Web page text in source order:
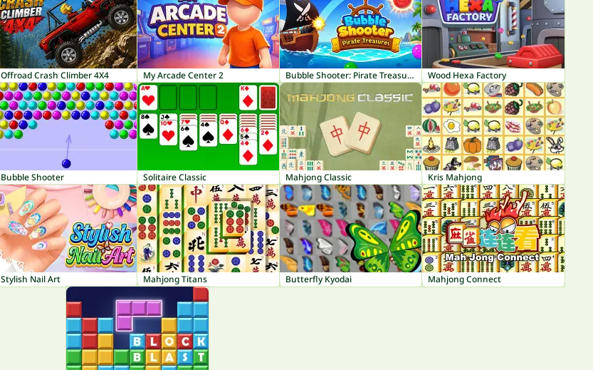
Offroad Crash Climber 4X4 My Arcade Center 2 Bubble Shooter: Pirate Treasures Wood Hexa Factory
Bubble Shooter Solitaire Classic Mahjong Classic Kris Mahjong
Stylish Nail Art Mahjong Titans Butterfly Kyodai Mahjong Connect